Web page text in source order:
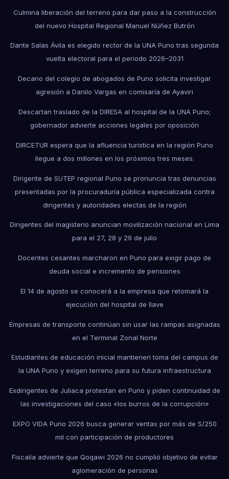
Culmina liberación del terreno para dar paso a la construcción
del nuevo Hospital Regional Manuel Núñez Butrón
Dante Salas Ávila es elegido rector de la UNA Puno tras segunda
vuelta electoral para el periodo 2026–2031
Decano del colegio de abogados de Puno solicita investigar
agresión a Danilo Vargas en comisaría de Ayaviri
Descartan traslado de la DIRESA al hospital de la UNA Puno;
gobernador advierte acciones legales por oposición
DIRCETUR espera que la afluencia turística en la región Puno
llegue a dos millones en los próximos tres meses.
Dirigente de SUTEP regional Puno se pronuncia tras denuncias
presentadas por la procuraduría pública especializada contra
dirigentes y autoridades electas de la región
Dirigentes del magisterio anuncian movilización nacional en Lima
para el 27, 28 y 29 de julio
Docentes cesantes marcharon en Puno para exigir pago de
deuda social e incremento de pensiones
El 14 de agosto se conocerá a la empresa que retomará la
ejecución del hospital de Ilave
Empresas de transporte continúan sin usar las rampas asignadas
en el Terminal Zonal Norte
Estudiantes de educación inicial mantienen toma del campus de
la UNA Puno y exigen terreno para su futura infraestructura
Exdirigentes de Juliaca protestan en Puno y piden continuidad de
las investigaciones del caso «los burros de la corrupción»
EXPO VIDA Puno 2026 busca generar ventas por más de S/250
mil con participación de productores
Fiscalía advierte que Qoqawi 2026 no cumplió objetivo de evitar
aglomeración de personas